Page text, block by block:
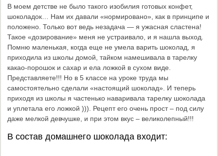
В моем детстве не было такого изобилия готовых конфет,
шоколадок… Нам их давали «нормировано», как в принципе и
положено. Только вот ведь незадача — я ужасная сластена!
Такое «дозирование» меня не устраивало, и я нашла выход.
Помню маленькая, когда еще не умела варить шоколад, я
приходила из школы домой, тайком намешивала в тарелку
какао-порошок и сахар и ела ложкой в сухом виде.
Представляете!!! Но в 5 классе на уроке труда мы
самостоятельно сделали «настоящий шоколад». И теперь
приходя из школы я частенько наваривала тарелку шоколада
и уплетала его ложкой ))). Рецепт его очень прост – под силу
даже мелкой девчушке, и при этом вкус – великолепный!!!
В состав домашнего шоколада входит: